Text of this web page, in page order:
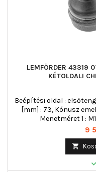
LEMFÖRDER 43319
KÉTOLDALI
Beépítési oldal :
[mm] : 73, Kónusz
Menetméret 1 :
Ár
9
